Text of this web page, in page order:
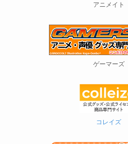
アニメイト
ゲーマーズ
コレイズ